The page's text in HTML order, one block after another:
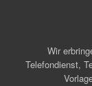
Wir
Telefondienst,